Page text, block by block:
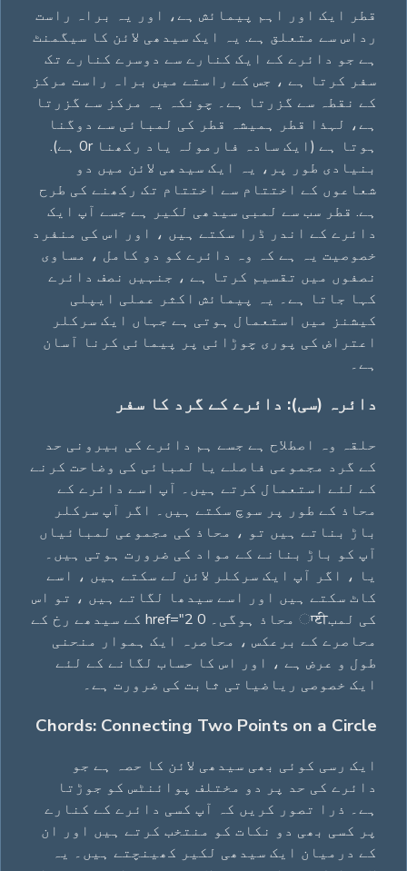
قطر ایک اور اہم پیمائش ہے، اور یہ براہ راست
رداس سے متعلق ہے. یہ ایک سیدھی لائن کا سیگمنٹ
ہے جو دائرے کے ایک کنارے سے دوسرے کنارے تک
سفر کرتا ہے ، جس کے راستے میں براہ راست مرکز
کے نقطہ سے گزرتا ہے۔ چونکہ یہ مرکز سے گزرتا
ہے، لہذا قطر ہمیشہ قطر کی لمبائی سے دوگنا
ہوتا ہے (ایک سادہ فارمولہ یاد رکھنا 0r ہے).
بنیادی طور پر، یہ ایک سیدھی لائن میں دو
شعاعوں کے اختتام سے اختتام تک رکھنے کی طرح
ہے. قطر سب سے لمبی سیدھی لکیر ہے جسے آپ ایک
دائرے کے اندر ڈرا سکتے ہیں ، اور اس کی منفرد
خصوصیت یہ ہے کہ وہ دائرے کو دو کامل ، مساوی
نصفوں میں تقسیم کرتا ہے ، جنہیں نصف دائرے
کہا جاتا ہے۔ یہ پیمائش اکثر عملی ایپلی
کیشنز میں استعمال ہوتی ہے جہاں ایک سرکلر
اعتراض کی پوری چوڑائی پر پیمائی کرنا آسان
ہے۔
دائرہ (سی): دائرے کے گرد کا سفر
حلقہ وہ اصطلاح ہے جسے ہم دائرے کی بیرونی حد
کے گرد مجموعی فاصلے یا لمبائی کی وضاحت کرنے
کے لئے استعمال کرتے ہیں۔ آپ اسے دائرے کے
محاذ کے طور پر سوچ سکتے ہیں۔ اگر آپ سرکلر
باڑ بناتے ہیں تو ، محاذ کی مجموعی لمبائیاں
آپ کو باڑ بنانے کے مواد کی ضرورت ہوتی ہیں۔
یا ، اگر آپ ایک سرکلر لائن لے سکتے ہیں ، اسے
کاٹ سکتے ہیں اور اسے سیدھا لگاتے ہیں ، تو اس
کی لمبਾਈ محاذ ہوگی۔ 0 href="2 کے سیدھے رخ کے
محاصرے کے برعکس ، محاصرہ ایک ہموار منحنی
طول و عرض ہے ، اور اس کا حساب لگانے کے لئے
ایک خصوصی ریاضیاتی ثابت کی ضرورت ہے۔
Chords: Connecting Two Points on a Circle
ایک رسی کوئی بھی سیدھی لائن کا حصہ ہے جو
دائرے کی حد پر دو مختلف پوائنٹس کو جوڑتا
ہے۔ ذرا تصور کریں کہ آپ کسی دائرے کے کنارے
پر کسی بھی دو نکات کو منتخب کرتے ہیں اور ان
کے درمیان ایک سیدھی لکیر کھینچتے ہیں۔ یہ